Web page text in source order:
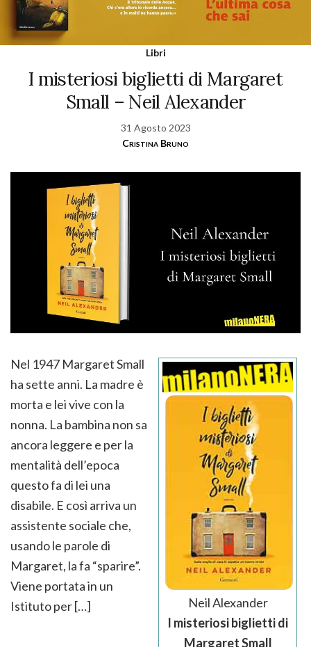
Libri
I misteriosi biglietti di Margaret
Small – Neil Alexander
31 Agosto 2023
Cristina Bruno
Neil Alexander
I misteriosi biglietti di
Margaret Small
Nel 1947 Margaret Small
ha sette anni. La madre è
morta e lei vive con la
nonna. La bambina non sa
ancora leggere e per la
mentalità dell’epoca
questo fa di lei una
disabile. E così arriva un
assistente sociale che,
usando le parole di
Margaret, la fa “sparire”.
Viene portata in un
Istituto per […]